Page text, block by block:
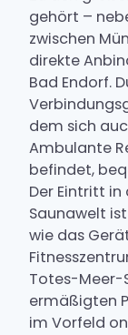
gehört –
zwischen
direkte
Bad Endorf.
dem sich
Ambulante
befindet,
Der Eintritt
Saunawelt
wie das
Totes-Meer-
ermäßigten
im Vorfeld